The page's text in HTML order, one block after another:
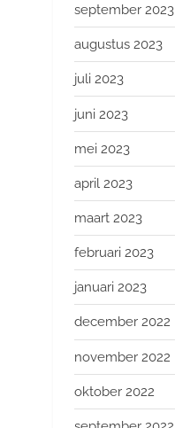
september 2023
augustus 2023
juli 2023
juni 2023
mei 2023
april 2023
maart 2023
februari 2023
januari 2023
december 2022
november 2022
oktober 2022